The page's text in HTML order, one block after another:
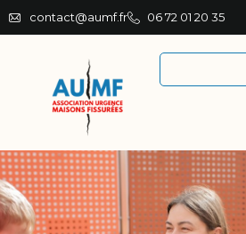
contact@aumf.fr 06 72 01 20 35